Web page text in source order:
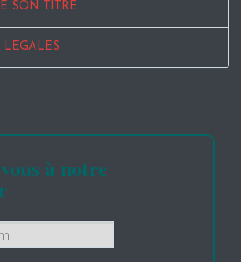
SON TITRE
à notre